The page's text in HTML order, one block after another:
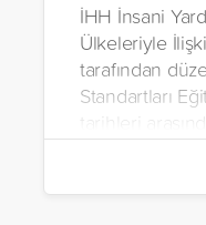
İHH İnsani
Ülkeleriyle
tarafından
Standartları
gerçekleştirildi.